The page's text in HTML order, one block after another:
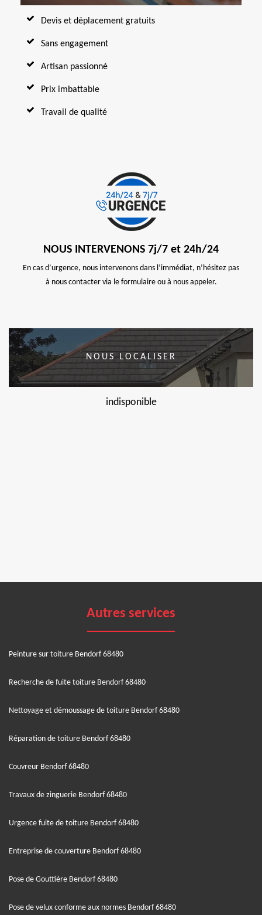
Devis et déplacement gratuits
Sans engagement
Artisan passionné
Prix imbattable
Travail de qualité
NOUS INTERVENONS 7j/7 et 24h/24
En cas d’urgence, nous intervenons dans l’immédiat, n’hésitez pas
à nous contacter via le formulaire ou à nous appeler.
NOUS LOCALISER
indisponible
Autres services
Peinture sur toiture Bendorf 68480
Recherche de fuite toiture Bendorf 68480
Nettoyage et démoussage de toiture Bendorf 68480
Réparation de toiture Bendorf 68480
Couvreur Bendorf 68480
Travaux de zinguerie Bendorf 68480
Urgence fuite de toiture Bendorf 68480
Entreprise de couverture Bendorf 68480
Pose de Gouttière Bendorf 68480
Pose de velux conforme aux normes Bendorf 68480